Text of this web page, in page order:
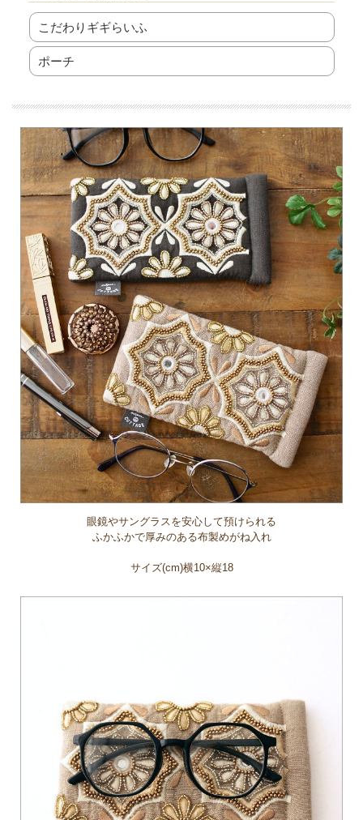
こだわりギギらいふ
ポーチ
眼鏡やサングラスを安心して預けられる
ふかふかで厚みのある布製めがね入れ
サイズ(cm)横10×縦18